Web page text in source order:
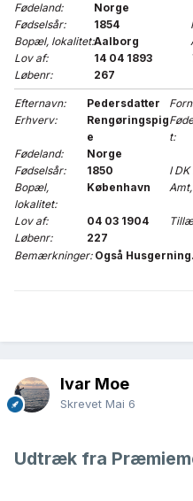
Fødeland:
Norge
Fødselsår:
1854
Bopæl, lokalitet:Aalborg
Lov af:
14 04 1893
Løbenr:
267
Efternavn: Pedersdatter
Erhverv:
Rengøringspig
e
t:
Fødeland:
Norge
Fødselsår:
1850 I DK
Bopæl,
lokalitet:
København
Lov af:
04 03 1904
Løbenr:
227
Bemærkninger: Også Husgerning.
Ivar Moe
Skrevet Mai 6
Udtræk fra